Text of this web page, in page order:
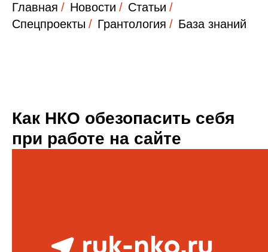
Главная / Новости / Статьи /
Спецпроекты / Грантология / База знаний
Как НКО обезопасить себя
при работе на сайте